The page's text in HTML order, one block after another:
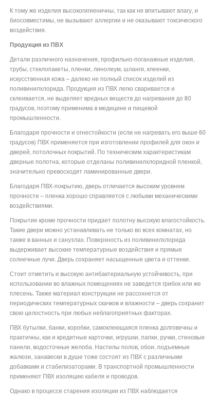
К тому же изделия высокогигиеничны, так как не впитывают влагу, и
биосовместимы, не вызывают аллергии и не оказывают токсического
воздействия.
Продукция из ПВХ
Детали различного назначения, профильно-поганажные изделия,
трубы, стеклопакеты, пленки, линолеум, шланги, клеенки,
искусственная кожа – далеко не полный список изделий из
поливинилхлорида. Продукция из ПВХ легко сваривается и
склеивается, не выделяет вредных веществ до нагревания до 80
градусов, поэтому применима в медицине и пищевой
промышленности.
Благодаря прочности и огнестойкости (если не нагревать его выше 60
градусов) ПВХ применяется при изготовлении профилей для окон и
дверей, потолочных покрытий. По техническим характеристикам
дверные полотна, которые отделаны поливинилхлоридной пленкой,
значительно превосходят ламинированные двери.
Благодаря ПВХ-покрытию, дверь отличается высоким уровнем
прочности – пленка хорошо справляется с любыми механическими
воздействиями.
Покрытие кроме прочности придает полотну высокую влагостойкость.
Такие двери можно устанавливать не только во всех комнатах, но
также в ванных и санузлах. Поверхность из поливинилхлорида
выдерживает высокие температурные воздействия и прямые
солнечные лучи. Дверь сохраняет насыщенные цвета и оттенки.
Стоит отметить и высокую антибактериальную устойчивость, при
использовании во влажных помещениях не заведется грибок или же
плесень. Также материал конструкции не рассохнется от
периодических температурных скачков и влажности – дверь сохранит
свою целостность при любых неблагоприятных факторах.
ПВХ бутылки, банки, коробки, самоклеющаяся пленка долговечны и
практичны, как и кредитные карточки, игрушки, папки, ручки, стеновые
панели, водосточные желоба. Настилы полов, обои, подъемные
жалюзи, занавески в душе тоже состоят из ПВХ с различными
добавками и стабилизаторами. В транспортной промышленности
применяют ПВХ изоляцию кабеля и проводов.
Однако в процессе старения изоляции из ПВХ наблюдается